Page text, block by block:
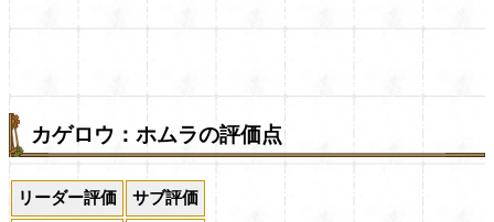
カゲロウ：ホムラの評価点
リーダー評価 サブ評価